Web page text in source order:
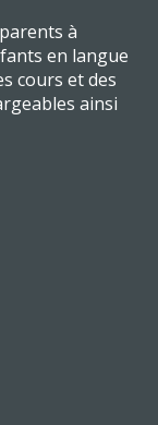
à
en langue
cours et des
ainsi